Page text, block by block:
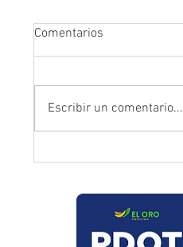
Comentarios
Escribir un comentario...